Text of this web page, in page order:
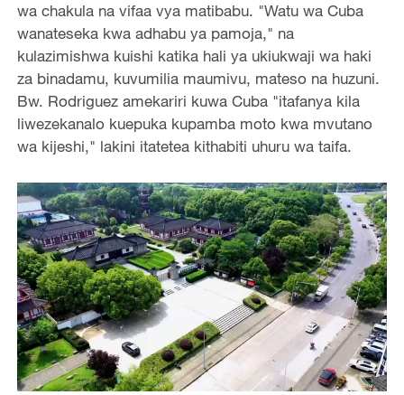
wa chakula na vifaa vya matibabu. "Watu wa Cuba
wanateseka kwa adhabu ya pamoja," na
kulazimishwa kuishi katika hali ya ukiukwaji wa haki
za binadamu, kuvumilia maumivu, mateso na huzuni.
Bw. Rodriguez amekariri kuwa Cuba "itafanya kila
liwezekanalo kuepuka kupamba moto kwa mvutano
wa kijeshi," lakini itatetea kithabiti uhuru wa taifa.